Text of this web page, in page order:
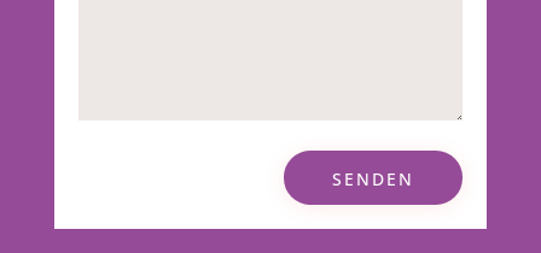
SENDEN